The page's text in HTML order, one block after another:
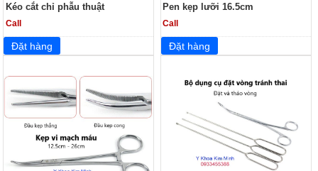
Kéo cắt chỉ phẫu thuật
Call
Pen kẹp lưỡi 16.5cm
Call